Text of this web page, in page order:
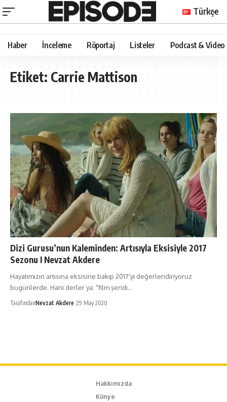
Türkçe
Haber İnceleme Röportaj Listeler Podcast & Video
Etiket:Carrie Mattison
Dizi Gurusu’nun Kaleminden: Artısıyla Eksisiyle 2017
Sezonu I Nevzat Akdere
Hayatımızın artısına eksisine bakıp 2017'yi değerlendiriyoruz
bugünlerde. Hani derler ya; "film şeridi…
TarafındanNevzat Akdere 29 May 2020
Hakkımızda
Künye